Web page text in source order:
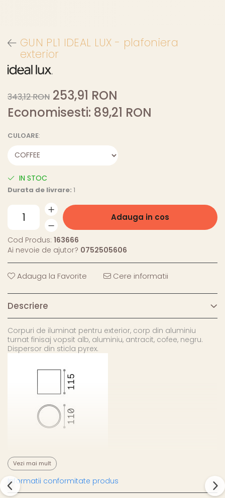
GUN PL1 IDEAL LUX - plafoniera
exterior
343,12 RON 253,91 RON
Economisesti: 89,21 RON
CULOARE:
IN STOC
Durata de livrare: 1
Adauga in cos
Cod Produs: 163666
Ai nevoie de ajutor? 0752505606
Adauga la Favorite Cere informatii
Descriere
Corpuri de iluminat pentru exterior, corp din aluminiu
turnat finisaj vopsit alb, aluminiu, antracit, cofee, negru.
Dispersor din sticla pyrex.
Vezi mai mult
Informatii conformitate produs